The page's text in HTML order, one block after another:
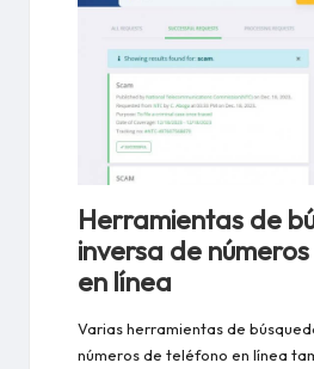
Herramientas de
inversa de
en línea
Varias herramientas de
números de teléfono en línea